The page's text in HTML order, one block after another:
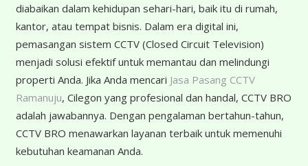
diabaikan dalam kehidupan sehari-hari, baik itu di rumah,
kantor, atau tempat bisnis. Dalam era digital ini,
pemasangan sistem CCTV (Closed Circuit Television)
menjadi solusi efektif untuk memantau dan melindungi
properti Anda. Jika Anda mencari Jasa Pasang CCTV
Ramanuju, Cilegon yang profesional dan handal, CCTV BRO
adalah jawabannya. Dengan pengalaman bertahun-tahun,
CCTV BRO menawarkan layanan terbaik untuk memenuhi
kebutuhan keamanan Anda.